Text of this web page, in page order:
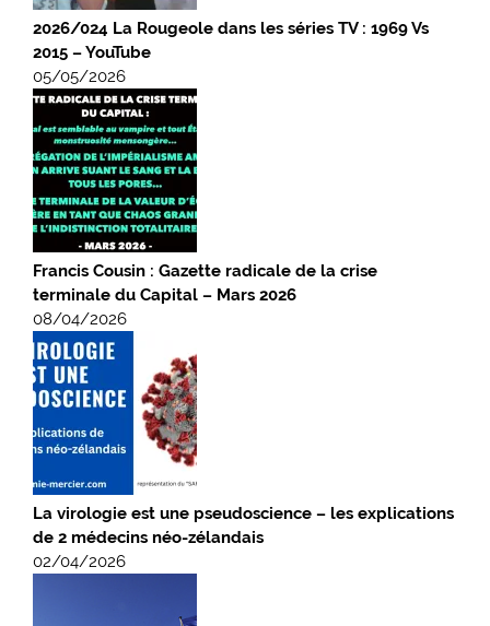
2026/024 La Rougeole dans les séries TV : 1969 Vs
2015 – YouTube
05/05/2026
Francis Cousin : Gazette radicale de la crise
terminale du Capital – Mars 2026
08/04/2026
La virologie est une pseudoscience – les explications
de 2 médecins néo-zélandais
02/04/2026